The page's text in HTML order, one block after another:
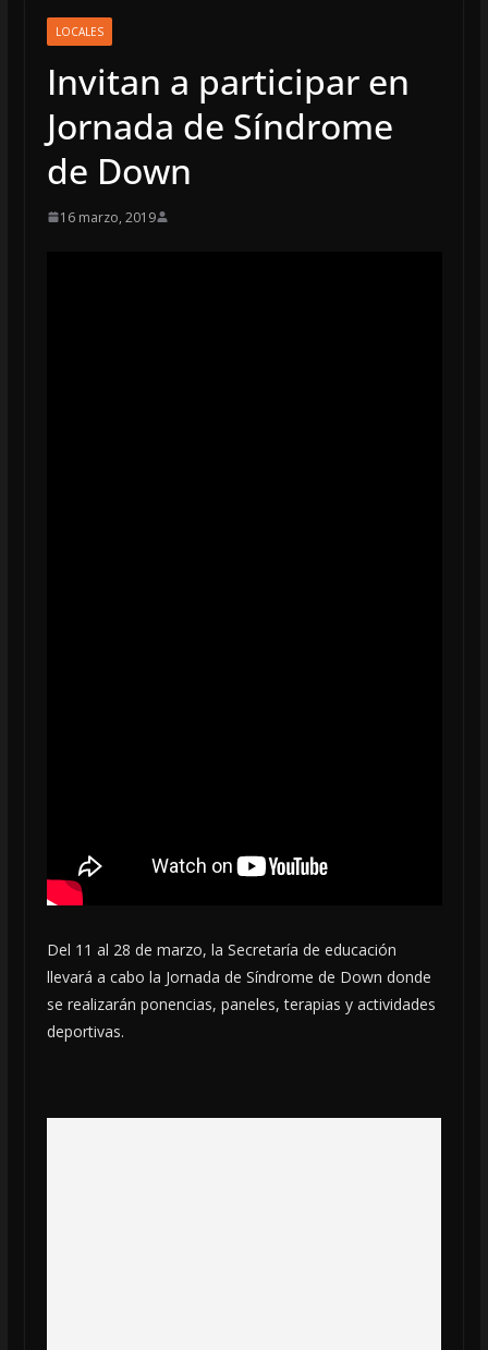
LOCALES
Invitan a participar en
Jornada de Síndrome
de Down
16 marzo, 2019
Del 11 al 28 de marzo, la Secretaría de educación
llevará a cabo la Jornada de Síndrome de Down donde
se realizarán ponencias, paneles, terapias y actividades
deportivas.